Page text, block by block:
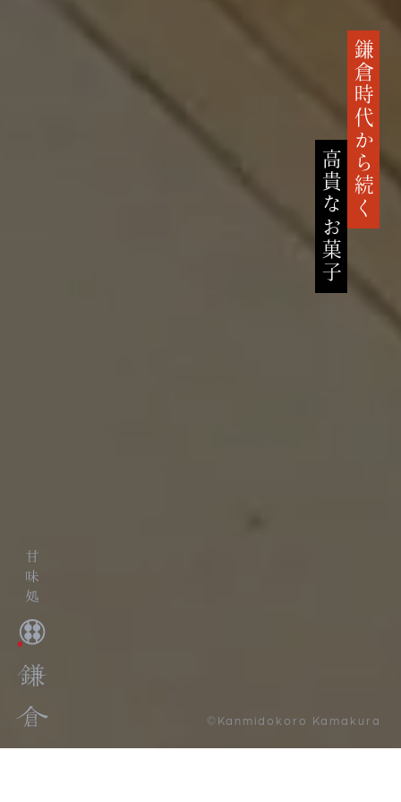
鎌倉時代から続く
高貴なお菓子
©Kanmidokoro Kamakura